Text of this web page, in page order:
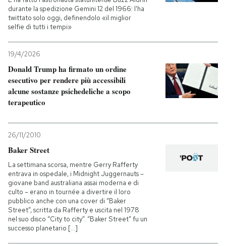
durante la spedizione Gemini 12 del 1966: l'ha
twittato solo oggi, definendolo «il miglior
selfie di tutti i tempi»
19/4/2026
Donald Trump ha firmato un ordine
esecutivo per rendere più accessibili
alcune sostanze psichedeliche a scopo
terapeutico
26/11/2010
Baker Street
La settimana scorsa, mentre Gerry Rafferty
entrava in ospedale, i Midnight Juggernauts –
giovane band australiana assai moderna e di
culto – erano in tournée a divertire il loro
pubblico anche con una cover di “Baker
Street”, scritta da Rafferty e uscita nel 1978
nel suo disco “City to city”. “Baker Street” fu un
successo planetario [...]